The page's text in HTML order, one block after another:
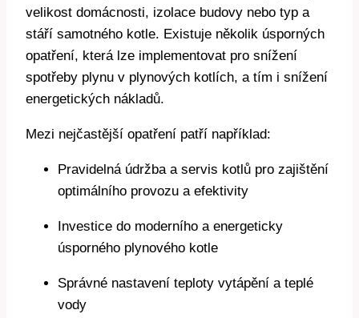
velikost domácnosti, izolace budovy nebo typ a
stáří samotného kotle. Existuje několik úsporných
opatření, která lze implementovat pro snížení
spotřeby plynu v plynových kotlích, a tím i snížení
energetických nákladů.
Mezi nejčastější opatření patří například:
Pravidelná údržba a servis kotlů pro zajištění
optimálního provozu a efektivity
Investice do moderního a energeticky
úsporného plynového kotle
Správné nastavení teploty vytápění a teplé
vody